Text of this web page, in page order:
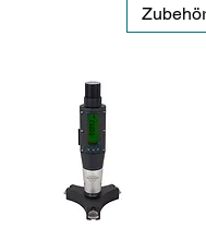
Zubehör